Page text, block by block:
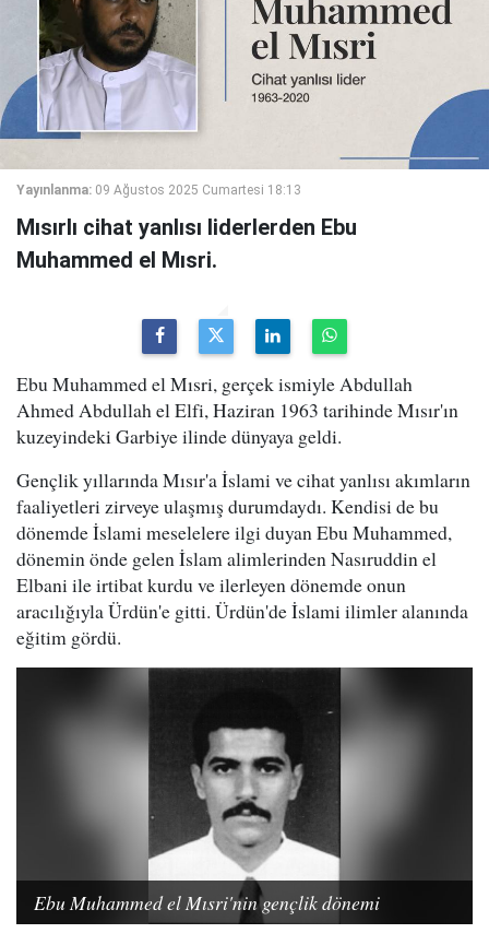
Yayınlanma: 09 Ağustos 2025 Cumartesi 18:13
Mısırlı cihat yanlısı liderlerden Ebu
Muhammed el Mısri.
Ebu Muhammed el Mısri, gerçek ismiyle Abdullah
Ahmed Abdullah el Elfi, Haziran 1963 tarihinde Mısır'ın
kuzeyindeki Garbiye ilinde dünyaya geldi.
Gençlik yıllarında Mısır'a İslami ve cihat yanlısı akımların
faaliyetleri zirveye ulaşmış durumdaydı. Kendisi de bu
dönemde İslami meselelere ilgi duyan Ebu Muhammed,
dönemin önde gelen İslam alimlerinden Nasıruddin el
Elbani ile irtibat kurdu ve ilerleyen dönemde onun
aracılığıyla Ürdün'e gitti. Ürdün'de İslami ilimler alanında
eğitim gördü.
Ebu Muhammed el Mısri'nin gençlik dönemi